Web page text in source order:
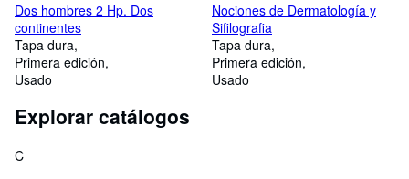
Dos hombres 2 Hp. Dos
continentes
Tapa dura
Primera edición
Usado
Nociones de Dermatología y
Sifilografia
Tapa dura
Primera edición
Usado
Explorar catálogos
C